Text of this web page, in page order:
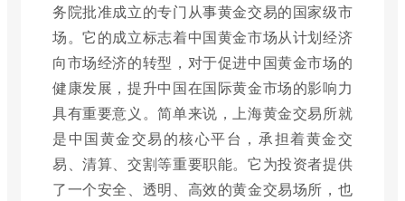
务院批准成立的专门从事黄金交易的国家级市
场。它的成立标志着中国黄金市场从计划经济
向市场经济的转型，对于促进中国黄金市场的
健康发展，提升中国在国际黄金市场的影响力
具有重要意义。简单来说，上海黄金交易所就
是中国黄金交易的核心平台，承担着黄金交
易、清算、交割等重要职能。它为投资者提供
了一个安全、透明、高效的黄金交易场所，也